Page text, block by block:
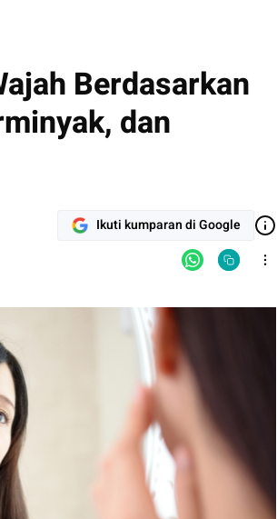
Berdasarkan
dan
Ikuti kumparan di Google